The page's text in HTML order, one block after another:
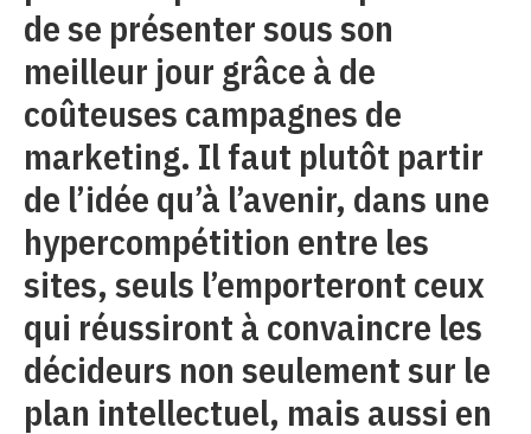
de se présenter sous son
meilleur jour grâce à de
coûteuses campagnes de
marketing. Il faut plutôt partir
de l’idée qu’à l’avenir, dans une
hypercompétition entre les
sites, seuls l’emporteront ceux
qui réussiront à convaincre les
décideurs non seulement sur le
plan intellectuel, mais aussi en